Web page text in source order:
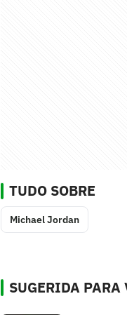
TUDO SOBRE
Michael Jordan
SUGERIDA PARA